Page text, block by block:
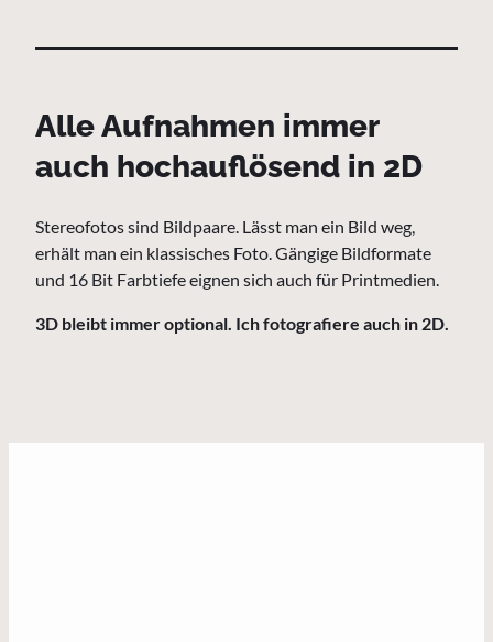
Alle Aufnahmen immer
auch hochauflösend in 2D
Stereofotos sind Bildpaare. Lässt man ein Bild weg,
erhält man ein klassisches Foto. Gängige Bildformate
und 16 Bit Farbtiefe eignen sich auch für Printmedien.
3D bleibt immer optional. Ich fotografiere auch in 2D.